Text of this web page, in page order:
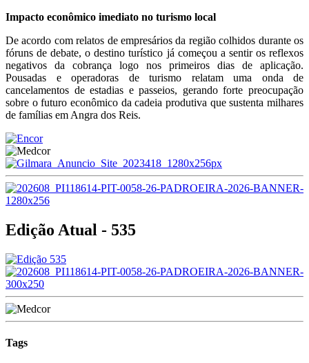
Impacto econômico imediato no turismo local
De acordo com relatos de empresários da região colhidos durante os
fóruns de debate, o destino turístico já começou a sentir os reflexos
negativos da cobrança logo nos primeiros dias de aplicação.
Pousadas e operadoras de turismo relatam uma onda de
cancelamentos de estadias e passeios, gerando forte preocupação
sobre o futuro econômico da cadeia produtiva que sustenta milhares
de famílias em Angra dos Reis.
Edição Atual - 535
Tags